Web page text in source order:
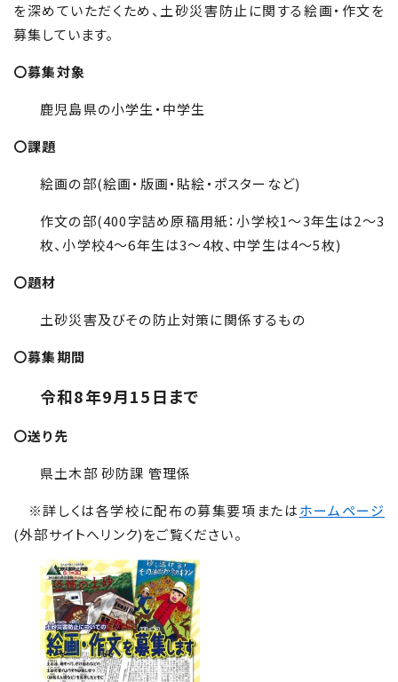
を深めていただくため、土砂災害防止に関する絵画・作文を
募集しています。
〇募集対象
鹿児島県の小学生・中学生
〇課題
絵画の部(絵画・版画・貼絵・ポスターなど)
作文の部(400字詰め原稿用紙：小学校1～3年生は2～3
枚、小学校4～6年生は3～4枚、中学生は4～5枚)
〇題材
土砂災害及びその防止対策に関係するもの
〇募集期間
令和8年9月15日まで
〇送り先
県土木部 砂防課 管理係
※詳しくは各学校に配布の募集要項またはホームページ
(外部サイトへリンク)をご覧ください。